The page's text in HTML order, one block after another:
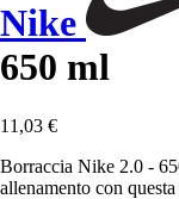
Nike
650 ml
11,03 €
Borraccia Nike 2.0 -
allenamento con